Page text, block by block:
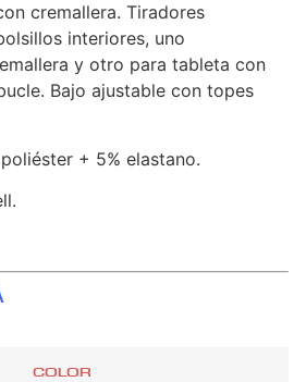
cremallera. Tiradores
interiores, uno
y otro para tableta con
Bajo ajustable con topes
+ 5% elastano.
COLOR